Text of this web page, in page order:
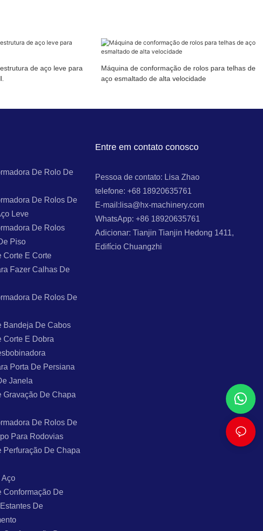
de aço leve para
Máquina de conformação de rolos para telhas de
aço esmaltado de alta velocidade
De Rolo De
De Rolos De
Leve
De Rolos
Piso
Corte E Corte
Fazer Calhas De
De Rolos De
Bandeja De Cabos
Corte E Dobra
Porta De Persiana
Janela
Gravação De Chapa
De Rolos De
Para Rodovias
Perfuração De Chapa
Aço
Conformação De
De
Entre em contato conosco
Pessoa de contato: Lisa Zhao
telefone: +68 18920635761
E-mail:lisa@hx-machinery.com
WhatsApp: +86 18920635761
Adicionar: Tianjin Tianjin Hedong 1411,
Edifício Chuangzhi